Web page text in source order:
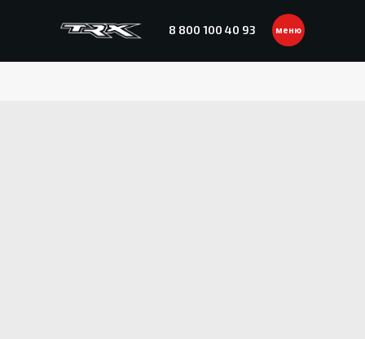
8 800 100 40 93 меню